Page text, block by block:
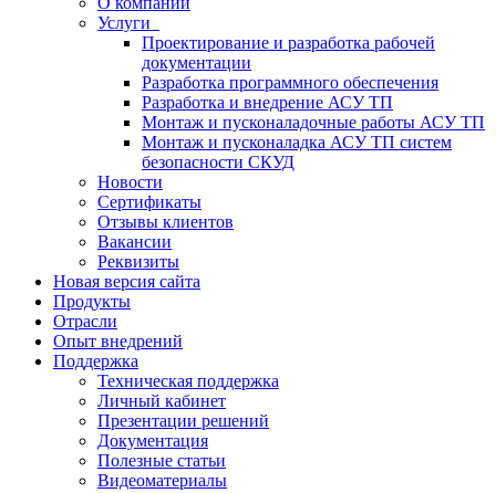
Услуги
Проектирование и разработка рабочей
документации
Разработка программного обеспечения
Разработка и внедрение АСУ ТП
Монтаж и пусконаладочные работы АСУ ТП
Монтаж и пусконаладка АСУ ТП систем
безопасности СКУД
Новости
Сертификаты
Отзывы клиентов
Вакансии
Реквизиты
Новая версия сайта
Продукты
Отрасли
Опыт внедрений
Поддержка
Техническая поддержка
Личный кабинет
Презентации решений
Документация
Полезные статьи
Видеоматериалы